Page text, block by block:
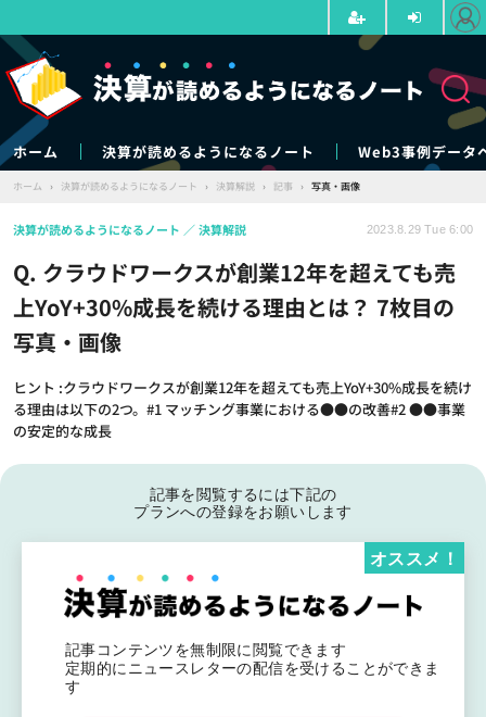
ホーム 決算が読めるようになるノート Web3事例データ
ホーム › 決算が読めるようになるノート › 決算解説 › 記事 › 写真・画像
Q. クラウドワークスが創業12年を超えても売
上YoY+30%成長を続ける理由とは？ 7枚目の
写真・画像
ヒント :クラウドワークスが創業12年を超えても売上YoY+30%成長を続け
る理由は以下の2つ。#1 マッチング事業における●●の改善#2 ●●事業
の安定的な成長
決算が読めるようになるノート 決算解説 2023.8.29 Tue 6:00
記事を閲覧するには下記の
プランへの登録をお願いします
記事コンテンツを無制限に閲覧できます
定期的にニュースレターの配信を受けることができま
す
オススメ！